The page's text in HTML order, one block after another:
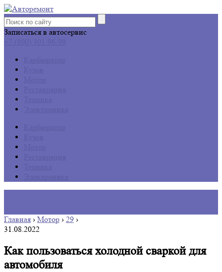
Записаться в автосервис
Главная › Мотор › 29 ›
31.08.2022
Как пользоваться холодной сваркой для
автомобиля